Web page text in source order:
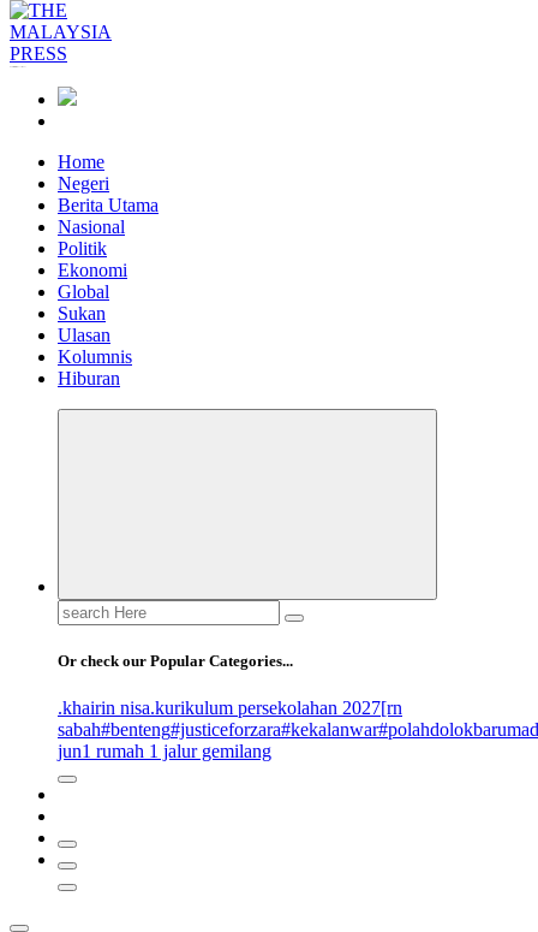
Home
Negeri
Berita Utama
Nasional
Politik
Ekonomi
Global
Sukan
Ulasan
Kolumnis
Hiburan
Search
for:
Or check our Popular Categories...
.khairin nisa.kurikulum persekolahan 2027[rn
sabah#benteng#justiceforzara#kekalanwar
jun1 rumah 1 jalur gemilang